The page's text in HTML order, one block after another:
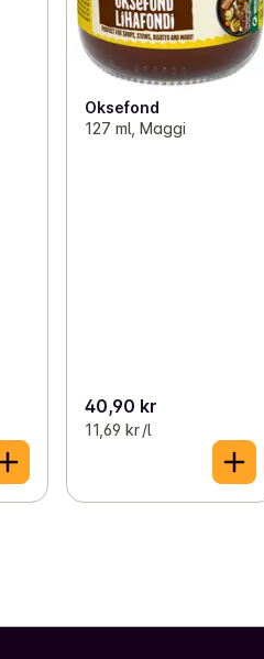
Oksefond
127 ml, Maggi
40,90 kr
11,69 kr /l